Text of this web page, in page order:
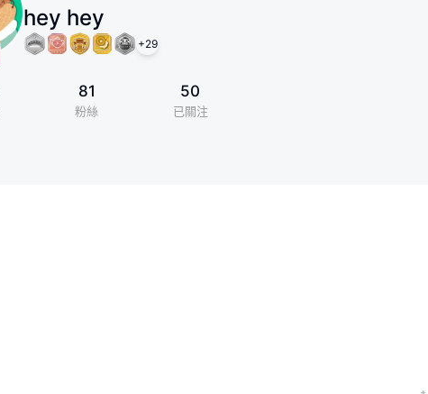
hey hey
+29
81
粉絲
50
已關注